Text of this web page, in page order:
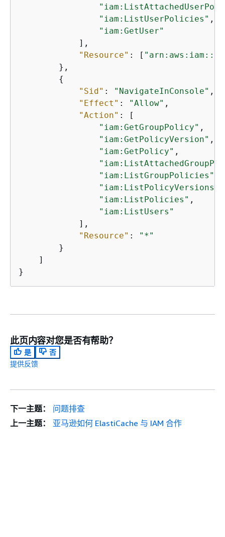
"iam:ListUserPolicies" ,
"iam:GetUser"
            ],
"Resource" : [
        },
{
"Sid" : "NavigateInConsole" ,
"Effect" : "Allow" ,
"Action" : [
"iam:GetGroupPolicy" ,
"iam:GetPolicyVersion" ,
"iam:GetPolicy" ,
"iam:ListGroupPolicies"
"iam:ListPolicyVersions"
"iam:ListPolicies" ,
"iam:ListUsers"
            ],
"Resource" :
"*"
        }
    ]
}
此页内容对您是否有帮助？
是
否
提供反馈
下一主题：
问题排查
上一主题：
亚马逊如何 ElastiCache 与 IAM 合作